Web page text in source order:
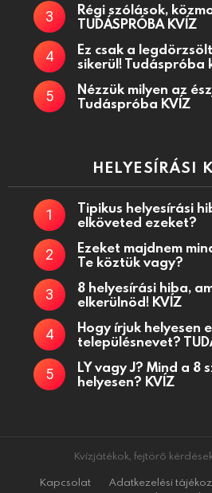
Régi szólások,
TUDÁSPRÓBA KVÍZ
Ez csak a
sikerül! Tudáspróba
Nézzük milyen az
Tudáspróba KVÍZ
HELYESÍRÁSI
Tipikus helyesírási
elköveted ezeket?
Ezeket majdnem
Te köztük vagy?
8 helyesírási hiba,
elkerülnöd! KVÍZ
Hogy írjuk helyesen
településnevet?
LY vagy J? Mind a 8
helyesen? KVÍZ
Kvízjátékok, fejtörő
Kapcsolat
Adatkezelési